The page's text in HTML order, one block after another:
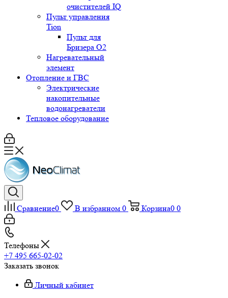
очистителей IQ
Пульт управления
Tion
Пульт для
Бризера O2
Нагревательный
элемент
Отопление и ГВС
Электрические
накопительные
водонагреватели
Тепловое оборудование
Сравнение0 В избранном 0 Корзина0 0
Телефоны
+7 495 665-02-02
Заказать звонок
Личный кабинет